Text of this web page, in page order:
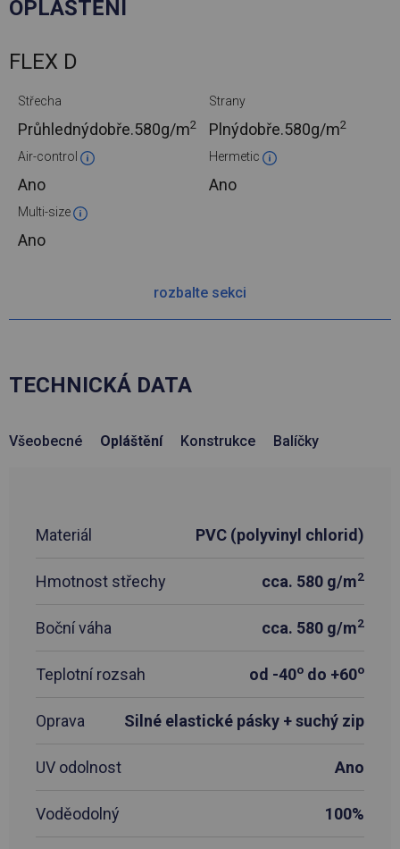
OPLÁŠTĚNÍ
FLEX D
Střecha
Průhlednýdobře.580g/m2
Strany
Plnýdobře.580g/m2
Air-control
Ano
Hermetic
Ano
Multi-size
Ano
rozbalte sekci
TECHNICKÁ DATA
Všeobecné Opláštění Konstrukce Balíčky
Materiál PVC (polyvinyl chlorid)
Hmotnost střechy cca. 580 g/m2
Boční váha cca. 580 g/m2
Teplotní rozsah od -40o do +60o
Oprava Silné elastické pásky + suchý zip
UV odolnost Ano
Voděodolný 100%